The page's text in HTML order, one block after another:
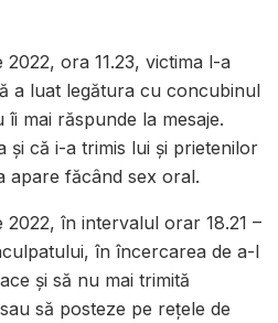
2022, ora 11.23, victima l-a
a luat legătura cu concubinul
mai răspunde la mesaje.
și că i-a trimis lui și prietenilor
apare făcând sex oral.
2022, în intervalul orar 18.21 –
în încercarea de a-l
și să nu mai trimită
să posteze pe rețele de